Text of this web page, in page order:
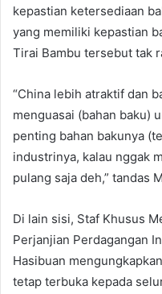
kepastian ketersediaan
yang memiliki kepastian
Tirai Bambu tersebut tak
“China lebih atraktif dan
menguasai (bahan baku)
penting bahan bakunya
industrinya, kalau nggak
pulang saja deh,” tandas
Di lain sisi, Staf Khusus
Perjanjian Perdagangan
Hasibuan
tetap terbuka kepada